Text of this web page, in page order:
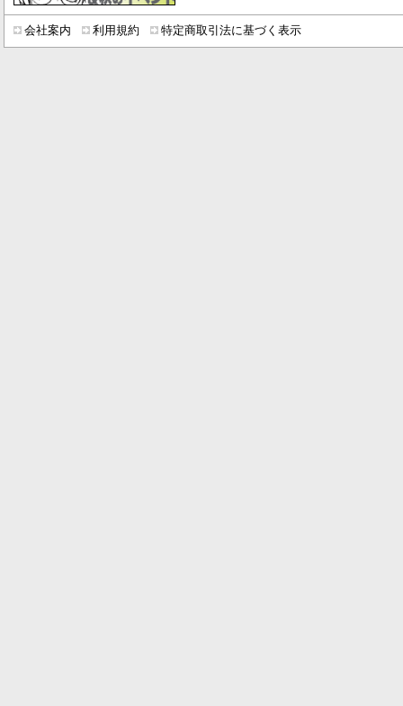
会社案内 利用規約 特定商取引法に基づく表示